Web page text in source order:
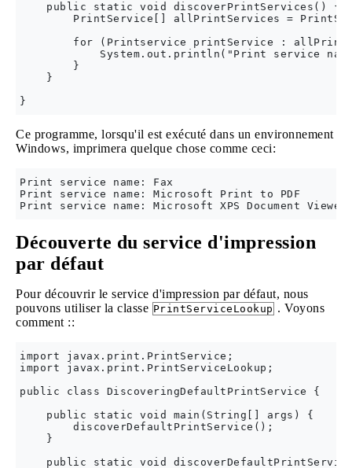
    public static void discoverPrintServices() {
PrintService[] allPrintServices =
for (Printservice printService :
System.out.println("Print service
        }
    }
Ce programme, lorsqu'il est exécuté dans un environnement
Windows, imprimera quelque chose comme ceci:
Print service name: Fax
Print service name: Microsoft Print to PDF
Découverte du service d'impression
par défaut
Pour découvrir le service d'impression par défaut, nous
pouvons utiliser la classe PrintServiceLookup . Voyons
comment ::
import javax.print.PrintService;
import javax.print.PrintServiceLookup;
public class DiscoveringDefaultPrintService {
    public static void main(String[] args) {
        discoverDefaultPrintService();
    }
public static void